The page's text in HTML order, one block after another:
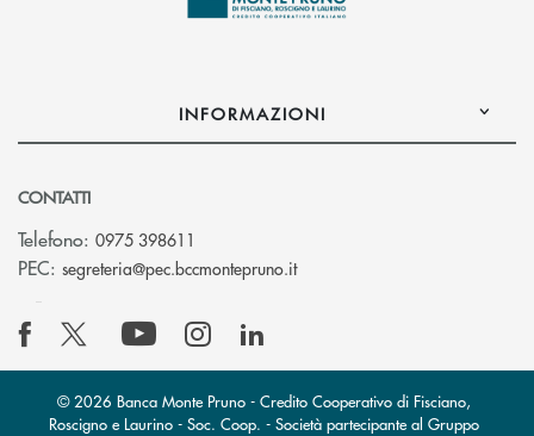
INFORMAZIONI
CONTATTI
Telefono: 0975 398611
PEC: segreteria@pec.bccmontepruno.it(si apre l’app di posta
© 2026 Banca Monte Pruno - Credito Cooperativo di Fisciano,
Roscigno e Laurino - Soc. Coop. - Società partecipante al Gruppo